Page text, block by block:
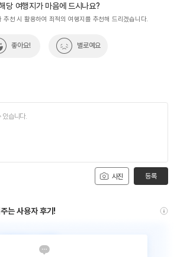
당 여행지가 마음에 드시나요?
추천 시 활용하여 최적의 여행지를 추천해 드리겠습니다.
좋아요! 별로예요
사진 등록
는 사용자 후기!